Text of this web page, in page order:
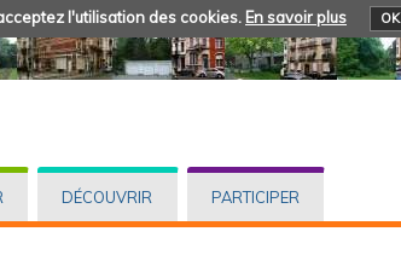
l'utilisation des cookies. En savoir plus OK
DÉCOUVRIR PARTICIPER